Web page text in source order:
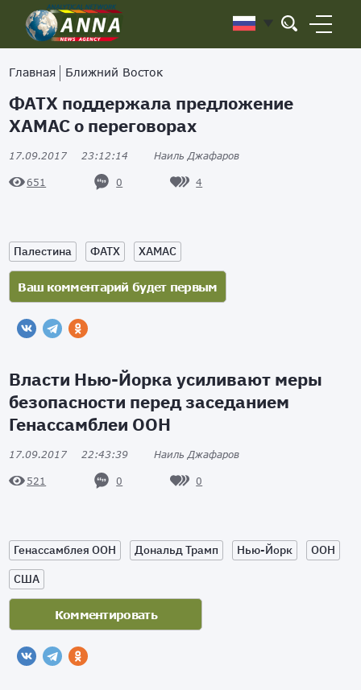
Главная Ближний Восток
ФАТХ поддержала предложение
ХАМАС о переговорах
17.09.2017 23:12:14 Наиль Джафаров
651 0 4
Палестина ФАТХ ХАМАС
Власти Нью-Йорка усиливают меры
безопасности перед заседанием
Генассамблеи ООН
17.09.2017 22:43:39 Наиль Джафаров
521 0 0
Генассамблея ООН Дональд Трамп Нью-Йорк
ООН
США